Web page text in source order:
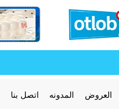
العروض المدونه اتصل بنا